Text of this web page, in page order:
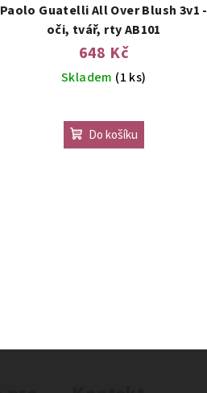
Paolo Guatelli All Over Blush 3v1 -
oči, tvář, rty AB101
648 Kč
Skladem (1 ks)
Do košíku